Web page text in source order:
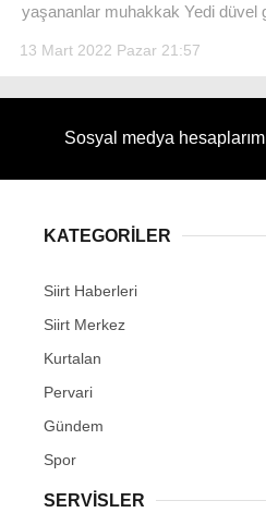
yaşananlar muhakkak Yedi düvel
13 Mart 2022 Pazar 21:57
Sosyal medya
KATEGORİLER
Siirt Haberleri
Siirt Merkez
Kurtalan
Pervari
Gündem
Spor
SERVİSLER